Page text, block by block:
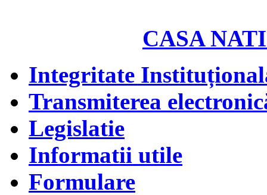
CASA
Integritate
Transmiterea
Legislatie
Informatii utile
Formulare